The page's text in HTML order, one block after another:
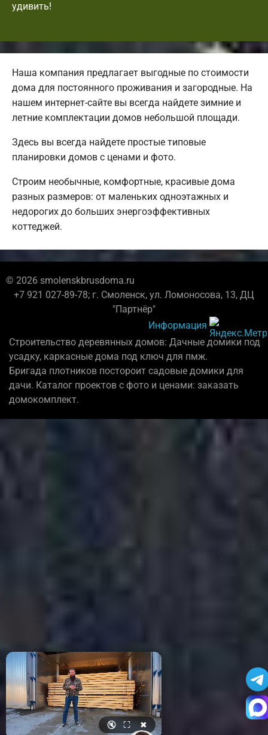
удивить!
Наша компания предлагает выгодные по стоимости
дома для постоянного проживания и загородные. На
нашем интернет-сайте вы всегда найдете зимние и
летние комплектации домов небольшой площади.
Здесь вы всегда найдете простые типовые
планировки домов с ценами и фото.
Строим необычные, комфортные, красивые дома
разных размеров: от маленьких одноэтажных и
недорогих до больших энергоэффективных
коттеджей.
© 2026 smolenskbrusdoma.ru
+7 921 027-89-78; г. Смоленск, ул. Ломоносова, 13, ДЦ
"Партнёр"
Информация
Строительство деревянных домов: Дачные домики под
усадку, каркасные дома под ключ для пмж.
Бригада плотников постороит садовые домики для
дачи. Каталог проектов с фото и ценами: заказать
домокомплект.
🔇 ⛶ ✖